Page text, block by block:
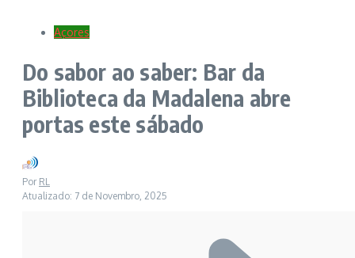
Açores
Do sabor ao saber: Bar da
Biblioteca da Madalena abre
portas este sábado
Por RL
Atualizado: 7 de Novembro, 2025